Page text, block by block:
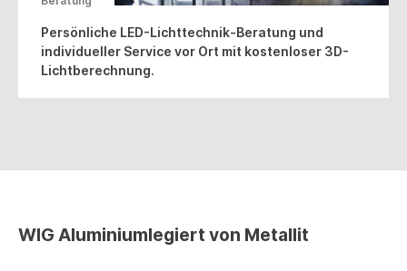
Persönliche LED-Lichttechnik-Beratung und
individueller Service vor Ort mit kostenloser 3D-
Lichtberechnung.
WIG Aluminiumlegiert von Metallit